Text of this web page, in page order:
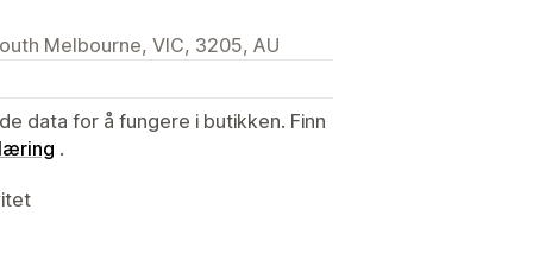
Melbourne, VIC, 3205, AU
data for å fungere i butikken. Finn
.